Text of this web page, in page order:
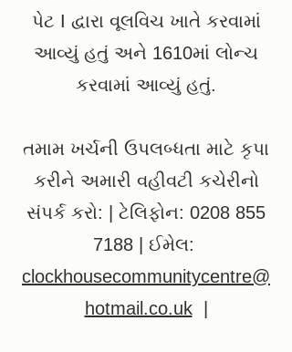
પેટ I દ્વારા વૂલવિચ ખાતે કરવામાં
આવ્યું હતું અને 1610માં લોન્ચ
કરવામાં આવ્યું હતું.
તમામ ખર્ચની ઉપલબ્ધતા માટે કૃપા
કરીને અમારી વહીવટી કચેરીનો
સંપર્ક કરો: | ટેલિફોન: 0208 855
7188| ઈમેલ:
clockhousecommunitycentre@
hotmail.co.uk